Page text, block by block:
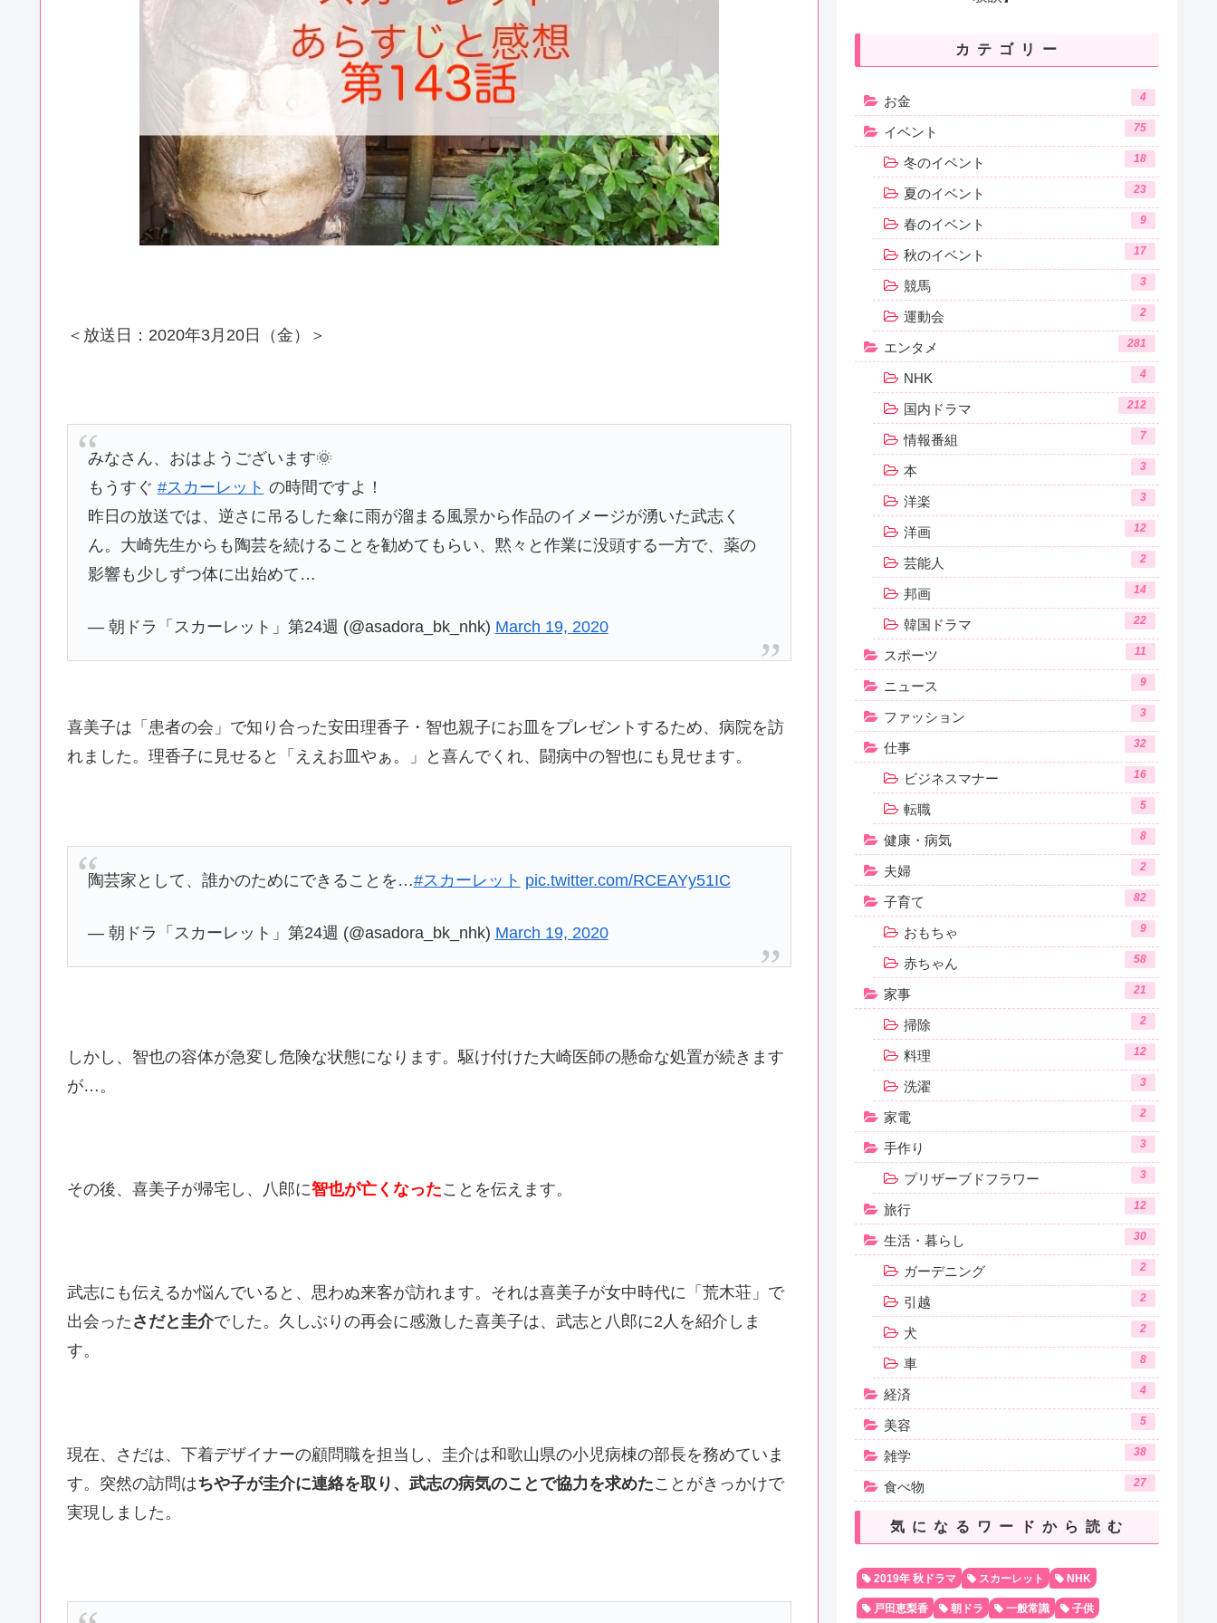
＜放送日：2020年3月20日（金）＞
みなさん、おはようございます🌞
もうすぐ #スカーレット の時間ですよ！
昨日の放送では、逆さに吊るした傘に雨が溜まる風景から作品のイメージが湧いた武志く
ん。大崎先生からも陶芸を続けることを勧めてもらい、黙々と作業に没頭する一方で、薬の
影響も少しずつ体に出始めて…
— 朝ドラ「スカーレット」第24週 (@asadora_bk_nhk) March 19, 2020
喜美子は「患者の会」で知り合った安田理香子・智也親子にお皿をプレゼントするため、病院を訪
れました。理香子に見せると「ええお皿やぁ。」と喜んでくれ、闘病中の智也にも見せます。
陶芸家として、誰かのためにできることを…#スカーレット pic.twitter.com/RCEAYy51IC
— 朝ドラ「スカーレット」第24週 (@asadora_bk_nhk) March 19, 2020
しかし、智也の容体が急変し危険な状態になります。駆け付けた大崎医師の懸命な処置が続きます
が…。
その後、喜美子が帰宅し、八郎に智也が亡くなったことを伝えます。
武志にも伝えるか悩んでいると、思わぬ来客が訪れます。それは喜美子が女中時代に「荒木荘」で
出会った さだと圭介でした。久しぶりの再会に感激した喜美子は、武志と八郎に2人を紹介しま
す。
現在、さだは、下着デザイナーの顧問職を担当し、圭介は和歌山県の小児病棟の部長を務めていま
す。突然の訪問はちや子が圭介に連絡を取り、武志の病気のことで協力を求めたことがきっかけで
実現しました。
カテゴリー
お金 4
イベント 75
冬のイベント 18
夏のイベント 23
春のイベント 9
秋のイベント 17
競馬 3
運動会 2
エンタメ 281
NHK 4
国内ドラマ 212
情報番組 7
本 3
洋楽 3
洋画 12
芸能人 2
邦画 14
韓国ドラマ 22
スポーツ 11
ニュース 9
ファッション 3
仕事 32
ビジネスマナー 16
転職 5
健康・病気 8
夫婦 2
子育て 82
おもちゃ 9
赤ちゃん 58
家事 21
掃除 2
料理 12
洗濯 3
家電 2
手作り 3
プリザーブドフラワー 3
旅行 12
生活・暮らし 30
ガーデニング 2
引越 2
犬 2
車 8
経済 4
美容 5
雑学 38
食べ物 27
気になるワードから読む
2019年 秋ドラマ スカーレット NHK
戸田恵梨香 朝ドラ 一般常識 子供